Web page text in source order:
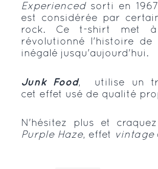
Experiencedsorti en
est considérée par
rock. Ce t-shirt met
révolutionné l'histoire
inégalé jusqu'aujourd'hui.
Junk Food, utilise un
cet effet usé de qualité
N'hésitez plus et
Purple Haze, effet vintage